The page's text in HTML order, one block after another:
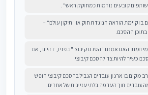
קובעים נורמות כמחוקק ראשי".
בו קיימת הוראה הנוגדת חוק או "תיקון עולם" –
בתוכן ההסכם.
מיוזמתו האם אמנם "הסכם קיבוצי" בפניו, דהיינו, אם
כשיר להיות צד להסכם קיבוצי.
מקום בו ארגון עובדים הגביל בהסכם קיבוצי חופש
תוך העדפה בלתי עניינית של אחרים.